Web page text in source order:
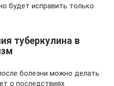
будет исправить только
туберкулина в
болезни можно делать
о последствиях